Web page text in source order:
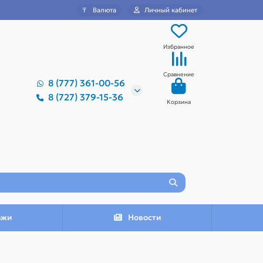
₸ Валюта Личный кабинет
8 (777) 361-00-56
8 (727) 379-15-36
Избранное
Сравнение
Корзина
Новости